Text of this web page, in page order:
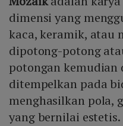
dimensi yang
kaca, keramik, atau
dipotong-potong
potongan kemudian
ditempelkan pada
menghasilkan pola,
yang bernilai estetis.